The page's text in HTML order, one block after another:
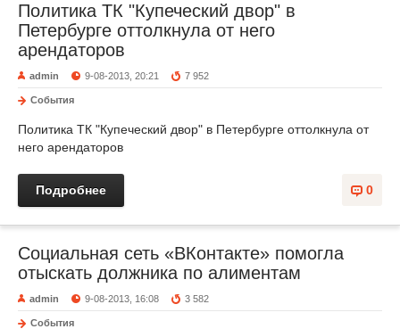
Политика ТК "Купеческий двор" в
Петербурге оттолкнула от него
арендаторов
admin 9-08-2013, 20:21 7 952
События
Политика ТК "Купеческий двор" в Петербурге оттолкнула от
него арендаторов
0
Подробнее
Социальная сеть «ВКонтакте» помогла
отыскать должника по алиментам
admin 9-08-2013, 16:08 3 582
События